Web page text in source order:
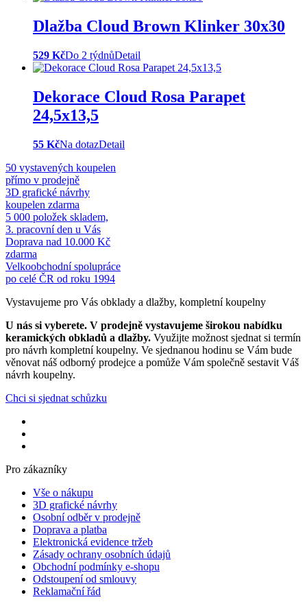
Dlažba Cloud Brown Klinker 30x30
529 KčDo 2 týdnůDetail
Dekorace Cloud Rosa Parapet
24,5x13,5
55 KčNa dotazDetail
50 vystavených koupelen
přímo v prodejně
3D grafické návrhy
koupelen zdarma
5 000 položek skladem,
3. pracovní den u Vás
Doprava nad 10.000 Kč
zdarma
Velkoobchodní spolupráce
po celé ČR od roku 1994
Vystavujeme pro Vás obklady a dlažby, kompletní koupelny
U nás si vyberete. V prodejně vystavujeme širokou nabídku
keramických obkladů a dlažby. Využijte možnost sjednat si termín
pro návrh kompletní koupelny. Ve sjednanou hodinu se Vám bude
věnovat náš odborný prodejce a pomůže Vám společně sestavit Váš
návrh koupelny.
Chci si sjednat schůzku
Pro zákazníky
Vše o nákupu
3D grafické návrhy
Osobní odběr v prodejně
Doprava a platba
Elektronická evidence tržeb
Zásady ochrany osobních údajů
Obchodní podmínky e-shopu
Odstoupení od smlouvy
Reklamační řád